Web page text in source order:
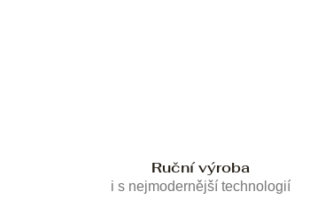
Ruční výroba
i s nejmodernější technologií